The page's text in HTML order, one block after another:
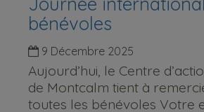
bénévoles
9 Décembre 2025
Aujourd’hui, le Centre
de Montcalm tient à
toutes les bénévoles Votre